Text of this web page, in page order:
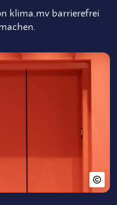
klima.mv barrierefrei